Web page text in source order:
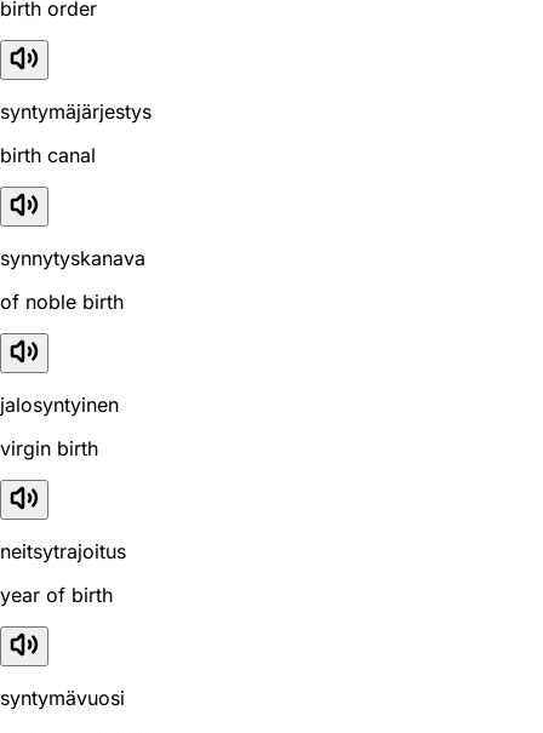
birth order
syntymäjärjestys
birth canal
synnytyskanava
of noble birth
jalosyntyinen
virgin birth
neitsytrajoitus
year of birth
syntymävuosi